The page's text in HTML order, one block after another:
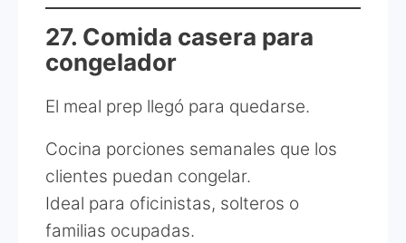
27. Comida casera para
congelador
El meal prep llegó para quedarse.
Cocina porciones semanales que los
clientes puedan congelar.
Ideal para oficinistas, solteros o
familias ocupadas.